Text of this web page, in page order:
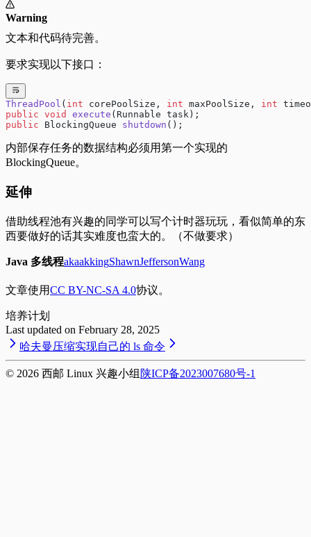
Warning
文本和代码待完善。
要求实现以下接口：
ThreadPool ( int corePoolSize, int maxPoolSize, int
public void execute (Runnable task);
public BlockingQueue shutdown ();
内部保存任务的数据结构必须用第一个实现的
BlockingQueue。
延伸
借助线程池有兴趣的同学可以写个计时器玩玩，看似简单的东
西要做好的话其实难度也蛮大的。（不做要求）
Java 多线程akaakkingShawnJeffersonWang
文章使用CC BY-NC-SA 4.0协议。
培养计划
Last updated on February 28, 2025
哈夫曼压缩实现自己的 ls 命令
© 2026 西邮 Linux 兴趣小组 陕ICP备2023007680号-1